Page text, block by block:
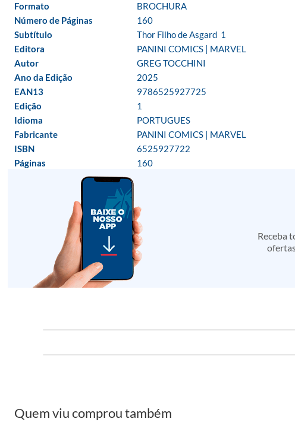
Formato
BROCHURA
Número de Páginas
160
Subtítulo
Thor Filho de Asgard  1
Editora
PANINI COMICS | MARVEL
Autor
GREG TOCCHINI
Ano da Edição
2025
EAN13
9786525927725
Edição
1
Idioma
PORTUGUES
Fabricante
PANINI COMICS | MARVEL
ISBN
6525927722
Páginas
160
Receba
Quem viu comprou também